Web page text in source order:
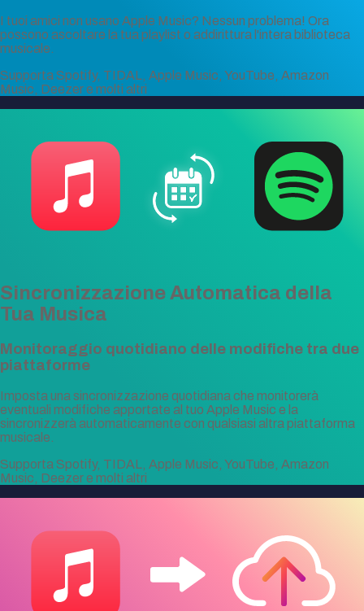
I tuoi amici non usano Apple Music? Nessun problema! Ora
possono ascoltare la tua playlist o addirittura l'intera biblioteca
musicale.
Supporta Spotify, TIDAL, Apple Music, YouTube, Amazon
Music, Deezer e molti altri
Sincronizzazione Automatica della
Tua Musica
Monitoraggio quotidiano delle modifiche tra due
piattaforme
Imposta una sincronizzazione quotidiana che monitorerà
eventuali modifiche apportate al tuo Apple Music e la
sincronizzerà automaticamente con qualsiasi altra piattaforma
musicale.
Supporta Spotify, TIDAL, Apple Music, YouTube, Amazon
Music, Deezer e molti altri